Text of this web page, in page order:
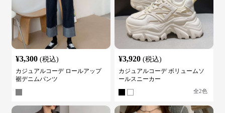
¥3,300 (税込)
カジュアルコーデ ロールアップ
裾デニムパンツ
¥3,920 (税込)
カジュアルコーデ ボリュームソ
ールスニーカー
全2色